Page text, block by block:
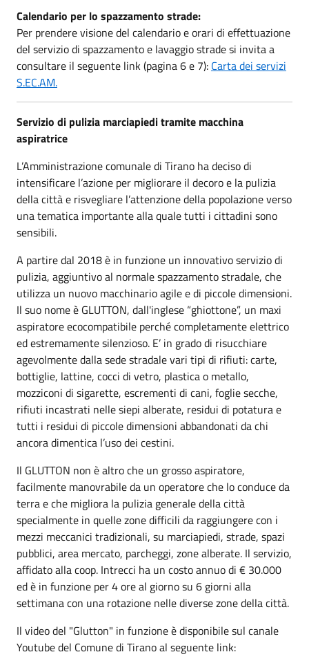
Calendario per lo spazzamento strade:
Per prendere visione del calendario e orari di effettuazione
del servizio di spazzamento e lavaggio strade si invita a
consultare il seguente link (pagina 6 e 7): Carta dei servizi
S.EC.AM.
Servizio di pulizia marciapiedi tramite macchina
aspiratrice
L’Amministrazione comunale di Tirano ha deciso di
intensificare l’azione per migliorare il decoro e la pulizia
della città e risvegliare l’attenzione della popolazione verso
una tematica importante alla quale tutti i cittadini sono
sensibili.
A partire dal 2018 è in funzione un innovativo servizio di
pulizia, aggiuntivo al normale spazzamento stradale, che
utilizza un nuovo macchinario agile e di piccole dimensioni.
Il suo nome è GLUTTON, dall'inglese “ghiottone”, un maxi
aspiratore ecocompatibile perché completamente elettrico
ed estremamente silenzioso. E’ in grado di risucchiare
agevolmente dalla sede stradale vari tipi di rifiuti: carte,
bottiglie, lattine, cocci di vetro, plastica o metallo,
mozziconi di sigarette, escrementi di cani, foglie secche,
rifiuti incastrati nelle siepi alberate, residui di potatura e
tutti i residui di piccole dimensioni abbandonati da chi
ancora dimentica l’uso dei cestini.
Il GLUTTON non è altro che un grosso aspiratore,
facilmente manovrabile da un operatore che lo conduce da
terra e che migliora la pulizia generale della città
specialmente in quelle zone difficili da raggiungere con i
mezzi meccanici tradizionali, su marciapiedi, strade, spazi
pubblici, area mercato, parcheggi, zone alberate. Il servizio,
affidato alla coop. Intrecci ha un costo annuo di € 30.000
ed è in funzione per 4 ore al giorno su 6 giorni alla
settimana con una rotazione nelle diverse zone della città.
Il video del "Glutton" in funzione è disponibile sul canale
Youtube del Comune di Tirano al seguente link: